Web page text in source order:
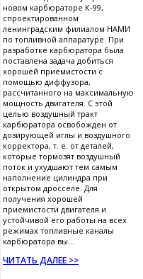
новом карбюраторе К-99,
спроектированном
ленинградским филиалом НАМИ
по топливной аппаратуре. При
разработке карбюратора была
поставлена задача добиться
хорошей приемистости с
помощью диффузора,
рассчитанного на максимальную
мощность двигателя. С этой
целью воздушный тракт
карбюратора освобожден от
дозирующей иглы и воздушного
корректора, т. е. от деталей,
которые тормозят воздушный
поток и ухудшают тем самым
наполнение цилиндра при
открытом дросселе. Для
получения хорошей
приемистости двигателя и
устойчивой его работы на всех
режимах топливные каналы
карбюратора вы...
ЧИТАТЬ ДАЛЕЕ >>